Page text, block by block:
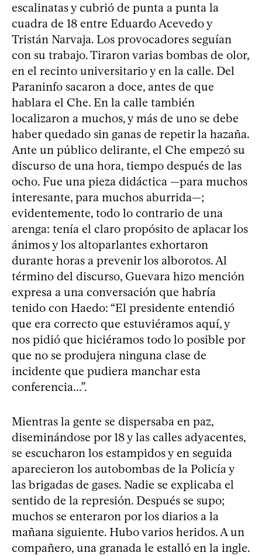
escalinatas y cubrió de punta a punta la
cuadra de 18 entre Eduardo Acevedo y
Tristán Narvaja. Los provocadores seguían
con su trabajo. Tiraron varias bombas de olor,
en el recinto universitario y en la calle. Del
Paraninfo sacaron a doce, antes de que
hablara el Che. En la calle también
localizaron a muchos, y más de uno se debe
haber quedado sin ganas de repetir la hazaña.
Ante un público delirante, el Che empezó su
discurso de una hora, tiempo después de las
ocho. Fue una pieza didáctica —para muchos
interesante, para muchos aburrida—;
evidentemente, todo lo contrario de una
arenga: tenía el claro propósito de aplacar los
ánimos y los altoparlantes exhortaron
durante horas a prevenir los alborotos. Al
término del discurso, Guevara hizo mención
expresa a una conversación que habría
tenido con Haedo: “El presidente entendió
que era correcto que estuviéramos aquí, y
nos pidió que hiciéramos todo lo posible por
que no se produjera ninguna clase de
incidente que pudiera manchar esta
conferencia...”.
Mientras la gente se dispersaba en paz,
diseminándose por 18 y las calles adyacentes,
se escucharon los estampidos y en seguida
aparecieron los autobombas de la Policía y
las brigadas de gases. Nadie se explicaba el
sentido de la represión. Después se supo;
muchos se enteraron por los diarios a la
mañana siguiente. Hubo varios heridos. A un
compañero, una granada le estalló en la ingle.